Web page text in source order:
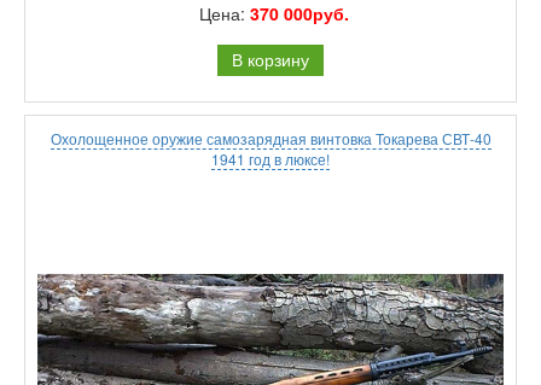
Цена: 370 000руб.
В корзину
Охолощенное оружие самозарядная винтовка Токарева СВТ-40
1941 год в люксе!